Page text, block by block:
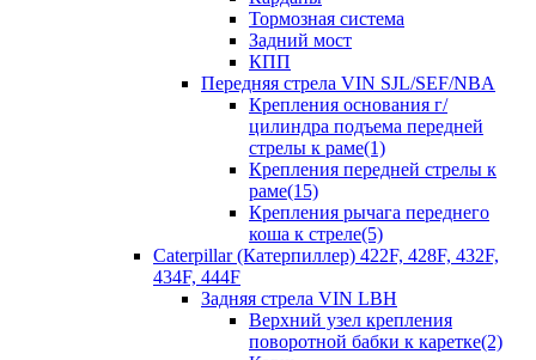
Тормозная система
Задний мост
КПП
Передняя стрела VIN SJL/SEF/NBA
Крепления основания г/
цилиндра подъема передней
стрелы к раме(1)
Крепления передней стрелы к
раме(15)
Крепления рычага переднего
коша к стреле(5)
Caterpillar (Катерпиллер) 422F, 428F, 432F,
434F, 444F
Задняя стрела VIN LBH
Верхний узел крепления
поворотной бабки к каретке(2)